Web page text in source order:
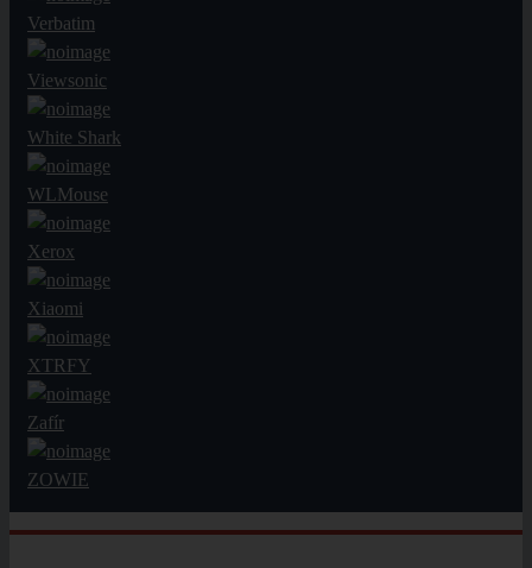
Verbatim
Viewsonic
White Shark
WLMouse
Xerox
Xiaomi
XTRFY
Zafír
ZOWIE